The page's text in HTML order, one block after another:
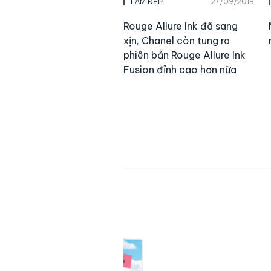
Rouge Allure Ink đã sang
xịn, Chanel còn tung ra
phiên bản Rouge Allure Ink
Fusion đỉnh cao hơn nữa